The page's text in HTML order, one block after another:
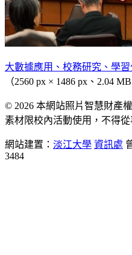
大數據應用、校務研究、學
（2560 px × 1486 px、2.04 MB
© 2026 本網站照片智慧財產
素材限校內活動使用，不得從
網站建置： 淡江大學 資訊處
3484